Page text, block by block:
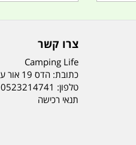
צרו קשר
Camping Life
כתובת: הדס 19 אור עקיבא
טלפון: 0523214741
תנאי רכישה